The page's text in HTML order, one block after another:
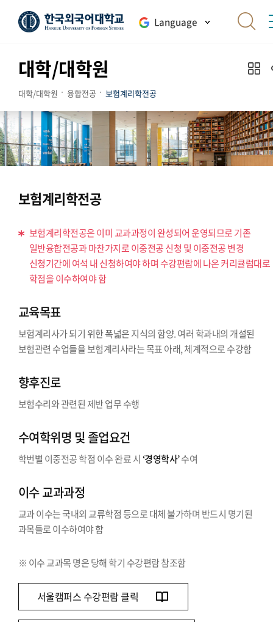
Language
대학/대학원
대학/대학원 융합전공 보험계리학전공
보험계리학전공
보험계리학전공은 이미 교과과정이 완성되어 운영되므로 기존
일반융합전공과 마찬가지로 이중전공 신청 및 이중전공 변경
신청기간에 여석 내 신청하여야 하며 수강편람에 나온 커리큘럼대로
학점을 이수하여야 함
교육목표
보험계리사가 되기 위한 폭넓은 지식의 함양. 여러 학과내의 개설된
보험관련 수업들을 보험계리사라는 목표 아래, 체계적으로 수강함
향후진로
보험수리와 관련된 제반 업무 수행
수여학위명 및 졸업요건
학번별 이중전공 학점 이수 완료 시 ‘경영학사’수여
이수 교과과정
교과 이수는 국내외 교류학점 등으로 대체 불가하며 반드시 명기된
과목들로 이수하여야 함
※ 이수 교과목 명은 당해 학기 수강편람 참조함
서울캠퍼스 수강편람 클릭